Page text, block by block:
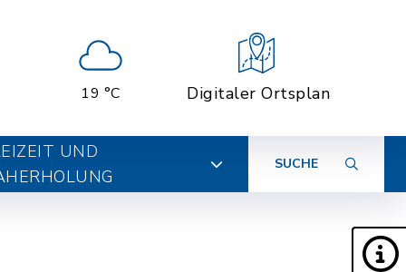
19 °C Digitaler Ortsplan
UND
SUCHE